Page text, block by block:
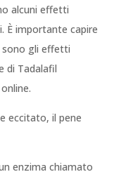
alcuni effetti
È importante capire
sono gli effetti
di Tadalafil
eccitato, il pene
enzima chiamato